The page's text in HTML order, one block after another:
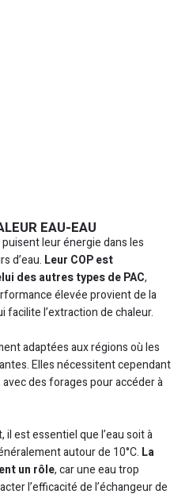
EAU-EAU
leur énergie dans les
d’eau. Leur COP est
des autres types de PAC,
élevée provient de la
facilite l’extraction de chaleur.
adaptées aux régions où les
Elles nécessitent cependant
des forages pour accéder à
est essentiel que l’eau soit à
autour de 10°C. La
un rôle, car une eau trop
l’efficacité de l’échangeur de